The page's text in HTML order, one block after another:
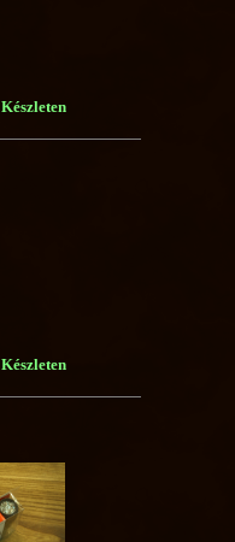
Készleten
Készleten